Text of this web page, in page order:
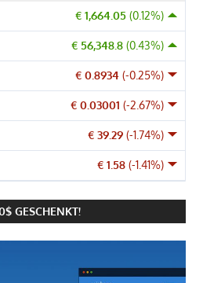
€ 1,664.05 (0.12%)
€ 56,348.8 (0.43%)
€ 0.8934 (-0.25%)
€ 0.03001 (-2.67%)
€ 39.29 (-1.74%)
€ 1.58 (-1.41%)
GESCHENKT!